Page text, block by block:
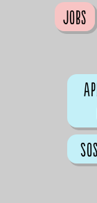
Jobs